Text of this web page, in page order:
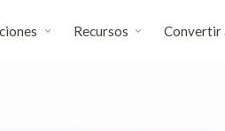
Recursos Convertir